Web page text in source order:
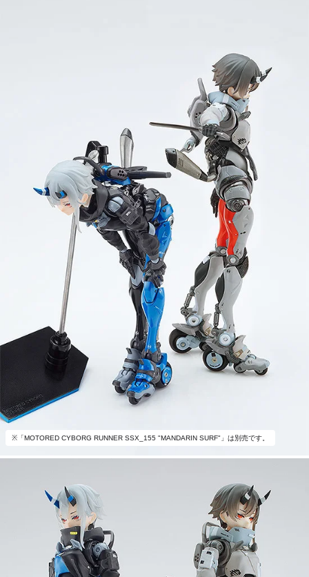
※「MOTORED CYBORG RUNNER SSX_155 "MANDARIN SURF"」は別売です。